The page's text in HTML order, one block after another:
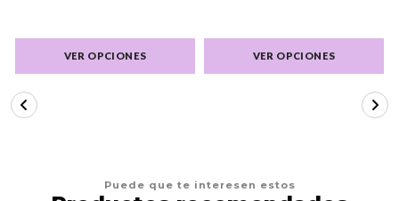
VER OPCIONES VER OPCIONES
Puede que te interesen estos